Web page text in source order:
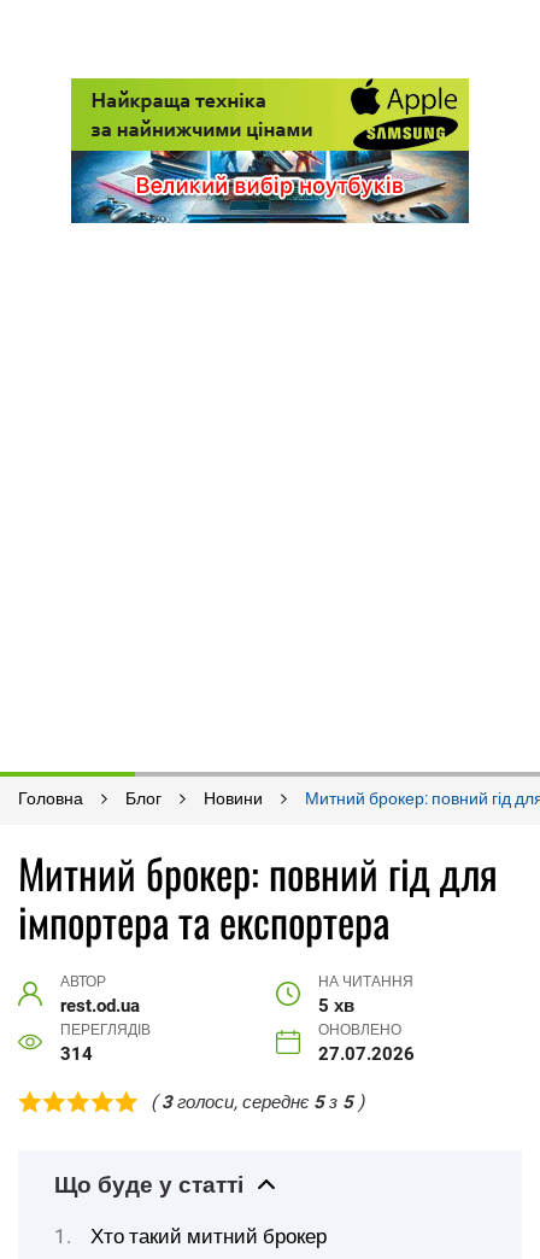
Головна Блог Новини Митний брокер: повний гід
Митний брокер: повний гід для
імпортера та експортера
АВТОР
rest.od.ua
НА ЧИТАННЯ
5 хв
ПЕРЕГЛЯДІВ
314
ОНОВЛЕНО
27.07.2026
(3голоси, середнє 5з 5)
Що буде у статті
Хто такий митний брокер